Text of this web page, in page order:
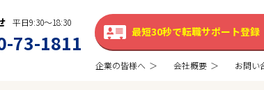
平日9:30〜18:30
73-1811 最短30秒で転職サポート登録
企業の皆様へ 会社概要 お問い